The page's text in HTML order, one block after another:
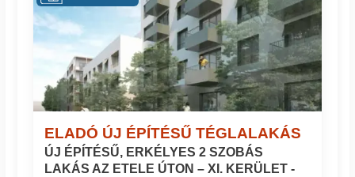
ELADÓ ÚJ ÉPÍTÉSŰ TÉGLALAKÁS
ÚJ ÉPÍTÉSŰ, ERKÉLYES 2 SZOBÁS
LAKÁS AZ ETELE ÚTON – XI. KERÜLET -